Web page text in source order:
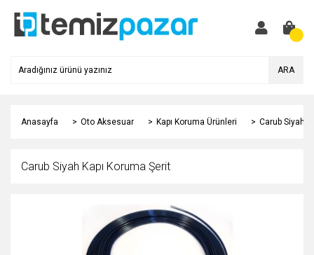
ARA
Anasayfa Oto Aksesuar Kapı Koruma Ürünleri Carub Siyah
Carub Siyah Kapı Koruma Şerit